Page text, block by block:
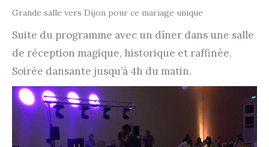
Grande salle vers Dijon pour ce mariage unique
Suite du programme avec un dîner dans une salle
de réception magique, historique et raffinée.
Soirée dansante jusqu’à 4h du matin.